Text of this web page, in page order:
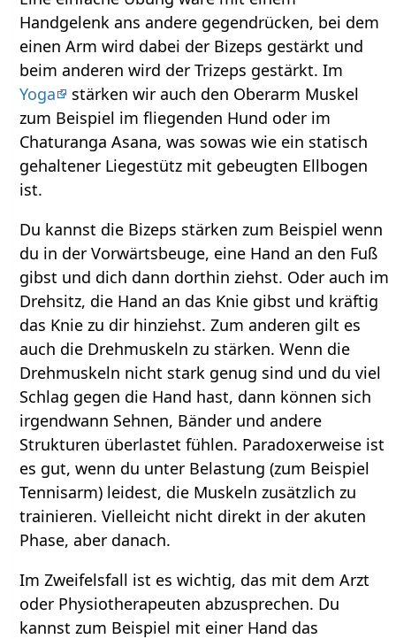
Handgelenk ans andere gegendrücken, bei dem
einen Arm wird dabei der Bizeps gestärkt und
beim anderen wird der Trizeps gestärkt. Im
Yoga
stärken wir auch den Oberarm Muskel
zum Beispiel im fliegenden Hund oder im
Chaturanga Asana, was sowas wie ein statisch
gehaltener Liegestütz mit gebeugten Ellbogen
ist.
Du kannst die Bizeps stärken zum Beispiel wenn
du in der Vorwärtsbeuge, eine Hand an den Fuß
gibst und dich dann dorthin ziehst. Oder auch im
Drehsitz, die Hand an das Knie gibst und kräftig
das Knie zu dir hinziehst. Zum anderen gilt es
auch die Drehmuskeln zu stärken. Wenn die
Drehmuskeln nicht stark genug sind und du viel
Schlag gegen die Hand hast, dann können sich
irgendwann Sehnen, Bänder und andere
Strukturen überlastet fühlen. Paradoxerweise ist
es gut, wenn du unter Belastung (zum Beispiel
Tennisarm) leidest, die Muskeln zusätzlich zu
trainieren. Vielleicht nicht direkt in der akuten
Phase, aber danach.
Im Zweifelsfall ist es wichtig, das mit dem Arzt
oder Physiotherapeuten abzusprechen. Du
kannst zum Beispiel mit einer Hand das